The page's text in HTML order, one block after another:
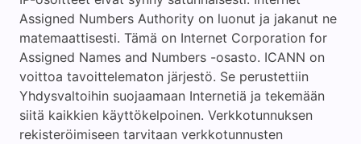
Assigned Numbers Authority on luonut ja jakanut ne
matemaattisesti. Tämä on Internet Corporation for
Assigned Names and Numbers -osasto. ICANN on
voittoa tavoittelematon järjestö. Se perustettiin
Yhdysvaltoihin suojaamaan Internetiä ja tekemään
siitä kaikkien käyttökelpoinen. Verkkotunnuksen
rekisteröimiseen tarvitaan verkkotunnusten